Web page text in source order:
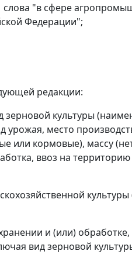
слова "в сфере
Федерации";
редакции:
зерновой культуры
урожая, место
или кормовые), массу
ввоз на
и (или)
вид зерновой